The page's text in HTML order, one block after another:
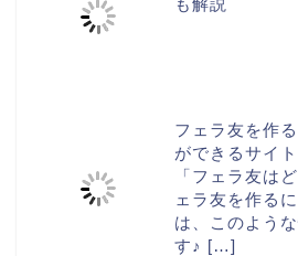
フェラ友を作
ができるサイ
「フェラ友は
ェラ友を作る
は、このよう
す♪ […]